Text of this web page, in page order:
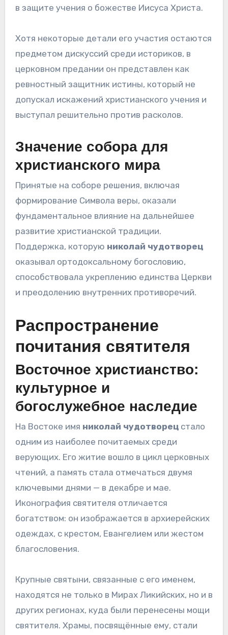
в защите учения о божестве Иисуса Христа.
Хотя некоторые детали его участия остаются
предметом дискуссий среди историков, в
церковном предании он представлен как
ревностный защитник истины, который не
допускал искажений христианского учения и
выступал решительно против расколов.
Значение собора для
христианского мира
Принятые на соборе решения, включая
формирование Символа веры, оказали
фундаментальное влияние на дальнейшее
развитие христианской традиции.
Поддержка, которую николай чудотворец
оказывал ортодоксальному богословию,
способствовала укреплению единства Церкви
и преодолению внутренних противоречий.
Распространение
почитания святителя
Восточное христианство:
культурное и
богослужебное наследие
На Востоке имя николай чудотворецстало
одним из наиболее почитаемых среди
верующих. Его житие вошло в цикл церковных
чтений, а память стала отмечаться двумя
ключевыми днями — в декабре и мае.
Иконография святителя отличается
богатством: он изображается в архиерейских
одеждах, с крестом, Евангелием или жестом
благословения.
Крупные святыни, связанные с его именем,
находятся не только в Мирах Ликийских, но и в
других регионах, куда были перенесены мощи
святителя. Храмы, посвящённые ему, стали